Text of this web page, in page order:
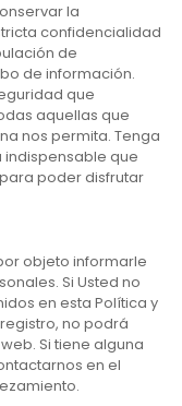
la
confidencialidad
de
de información.
que
aquellas que
nos permita. Tenga
indispensable que
poder disfrutar
objeto informarle
Si Usted no
en esta Política y
no podrá
Si tiene alguna
en el